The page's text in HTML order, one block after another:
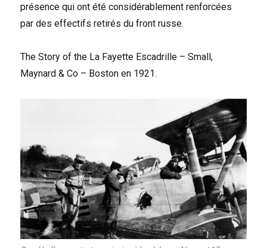
présence qui ont été considérablement renforcées
par des effectifs retirés du front russe.
The Story of the La Fayette Escadrille – Small,
Maynard & Co – Boston en 1921.